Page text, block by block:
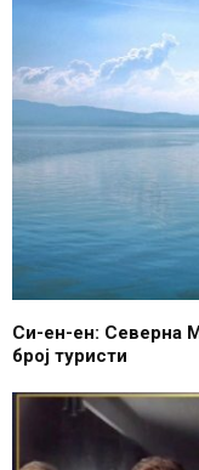
Си-ен-ен: Северна
број туристи